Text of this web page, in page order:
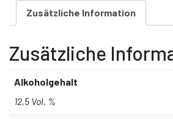
Zusätzliche Information
Zusätzliche
Alkoholgehalt
12,5 Vol. %